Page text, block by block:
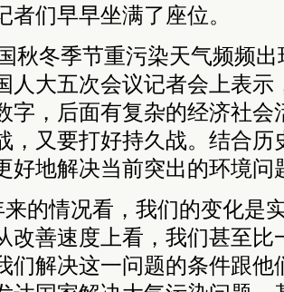
者们早早坐满了座位。
秋冬季节重污染天气频频
人大五次会议记者会上表示
字，后面有复杂的经济社会
，又要打好持久战。结合历
好地解决当前突出的环境问
来的情况看，我们的变化是
改善速度上看，我们甚至比
们解决这一问题的条件跟他